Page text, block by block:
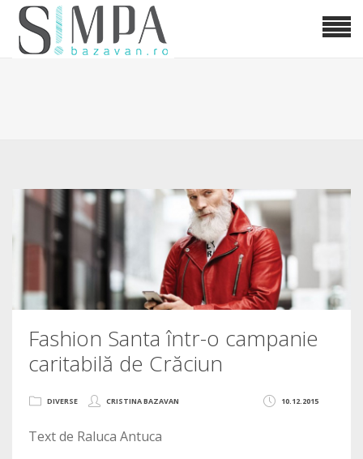
Fashion Santa într-o campanie
caritabilă de Crăciun
10.12.2015
DIVERSE CRISTINA BAZAVAN
Text de Raluca Antuca